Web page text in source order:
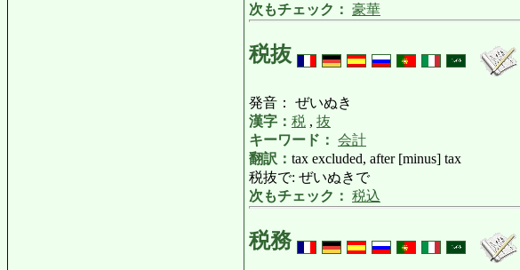
次もチェック： 豪華
税抜
発音： ぜいぬき
漢字： 税 , 抜
キーワード： 会計
翻訳： tax excluded, after [minus] tax
税抜で: ぜいぬきで
次もチェック： 税込
税務